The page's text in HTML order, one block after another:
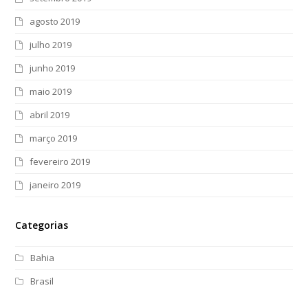
agosto 2019
julho 2019
junho 2019
maio 2019
abril 2019
março 2019
fevereiro 2019
janeiro 2019
Categorias
Bahia
Brasil